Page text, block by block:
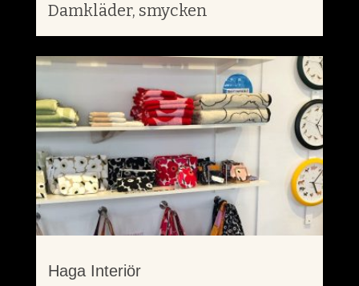
Damkläder, smycken
Haga Interiör